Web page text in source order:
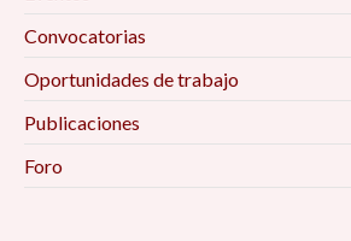
Convocatorias
Oportunidades de trabajo
Publicaciones
Foro